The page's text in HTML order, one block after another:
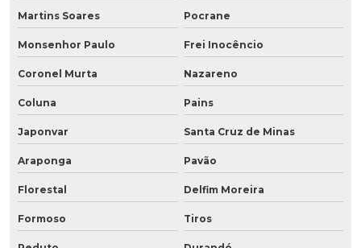
Martins Soares Pocrane
Monsenhor Paulo Frei Inocêncio
Coronel Murta Nazareno
Coluna Pains
Japonvar Santa Cruz de Minas
Araponga Pavão
Florestal Delfim Moreira
Formoso Tiros